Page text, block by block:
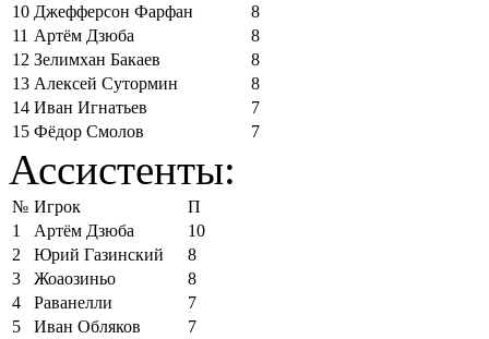
10 Джефферсон Фарфан
8
11 Артём Дзюба
8
12 Зелимхан Бакаев
8
13 Алексей Сутормин
8
14 Иван Игнатьев
7
15 Фёдор Смолов 7
Ассистенты:
№ Игрок
П
1
Артём Дзюба
10
2
Юрий Газинский
8
3
Жоаозиньо
8
4
Раванелли
7
5
Иван Обляков
7